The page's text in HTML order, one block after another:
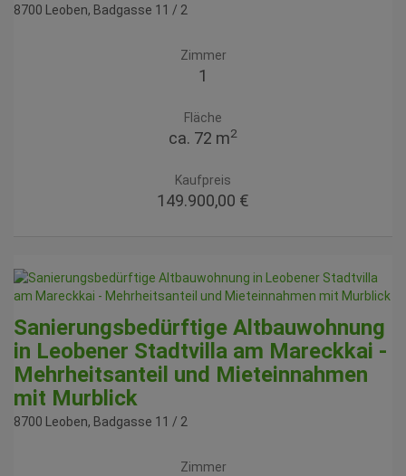
8700 Leoben, Badgasse 11 / 2
Zimmer
1
Fläche
ca. 72 m2
Kaufpreis
149.900,00 €
Sanierungsbedürftige Altbauwohnung
in Leobener Stadtvilla am Mareckkai -
Mehrheitsanteil und Mieteinnahmen
mit Murblick
8700 Leoben, Badgasse 11 / 2
Zimmer